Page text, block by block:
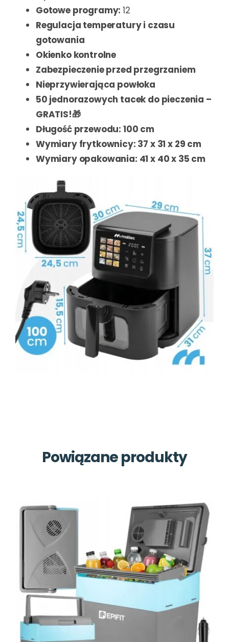
Gotowe programy:12
Regulacja temperatury i czasu
gotowania
Okienko kontrolne
Zabezpieczenie przed przegrzaniem
Nieprzywierająca powłoka
50 jednorazowych tacek do pieczenia –
GRATIS!🎁
Długość przewodu: 100 cm
Wymiary frytkownicy: 37 x 31 x 29 cm
Wymiary opakowania: 41 x 40 x 35 cm
Powiązane produkty